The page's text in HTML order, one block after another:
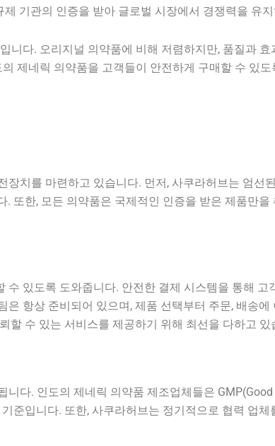
기관의 인증을 받아 글로벌 시장에서 경쟁력을 유
다. 오리지널 의약품에 비해 저렴하지만, 품질과
제네릭 의약품을 고객들이 안전하게 구매할 수 있
치를 마련하고 있습니다. 먼저, 사쿠라허브는 엄선
또한, 모든 의약품은 국제적인 인증을 받은 제품만
있도록 도와줍니다. 안전한 결제 시스템을 통해 고
항상 준비되어 있으며, 제품 선택부터 주문, 배송
할 수 있는 서비스를 제공하기 위해 최선을 다하고 있
다. 인도의 제네릭 의약품 제조업체들은
준입니다. 또한, 사쿠라허브는 정기적으로 협력 업